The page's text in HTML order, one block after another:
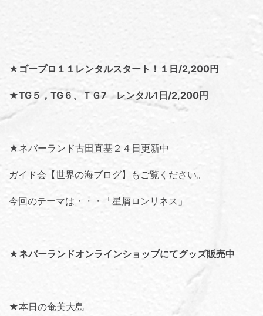
★ゴープロ１１レンタルスタート！１日/2,200円
★TG５，TG６、ＴＧ7 レンタル1日/2,200円
★ネバーランド古田直基２４日更新中
ガイド会【世界の海ブログ】 もご覧ください。
今回のテーマは・・・「星屑ロンリネス 」
★ネバーランドオンラインショップにてグッズ販売中
★本日の奄美大島